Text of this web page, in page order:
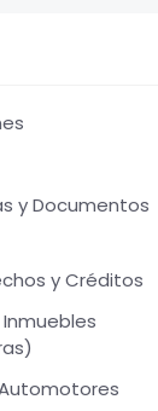
y Documentos
y Créditos